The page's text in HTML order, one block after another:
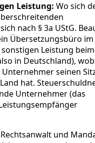
Leistung: Wo sich
nach § 3a UStG.
Übersetzungsbüro im
Leistung beim
in Deutschland),
seinen
hat.
Unternehmer (das
und